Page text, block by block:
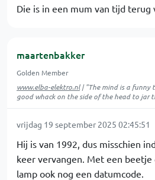
Die is in een mum van tijd terug
maartenbakker
Golden Member
www.elba-elektro.nl| "The mind is a funny
good whack on the side of the head to jar
vrijdag 19 september 2025 02:45:51
Hij is van 1992, dus misschien
keer vervangen. Met een beetje
lamp ook nog een datumcode.